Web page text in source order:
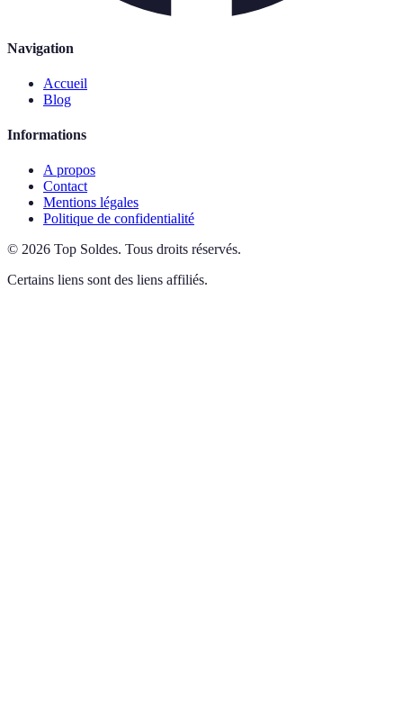
Navigation
Accueil
Blog
Informations
A propos
Contact
Mentions légales
Politique de confidentialité
© 2026 Top Soldes. Tous droits réservés.
Certains liens sont des liens affiliés.